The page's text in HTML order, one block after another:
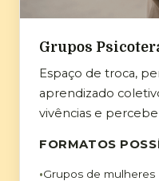
Grupos
Espaço de troca,
aprendizado
vivências e
FORMATOS
Grupos de mulheres